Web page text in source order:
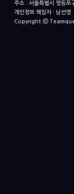
주소 : 서울특별시 영등
개인정보 책임자 : 남
Copyright ⓒ